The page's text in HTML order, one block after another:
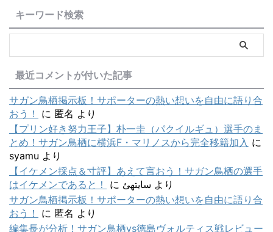
キーワード検索
最近コメントが付いた記事
サガン鳥栖掲示板！サポーターの熱い想いを自由に語り合
おう！
に 匿名 より
【プリン好き努力王子】朴一圭（パクイルギュ）選手のま
とめ！サガン鳥栖に横浜F・マリノスから完全移籍加入 に
syamu より
【イケメン採点＆寸評】あえて言おう！サガン鳥栖の選手
はイケメンであると！
に سایتهئ より
サガン鳥栖掲示板！サポーターの熱い想いを自由に語り合
おう！
に 匿名 より
編集長が分析！サガン鳥栖vs徳島ヴォルティス戦レビュー